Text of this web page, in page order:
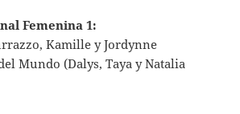
Femenina 1:
Kamille y Jordynne
Mundo (Dalys, Taya y Natalia